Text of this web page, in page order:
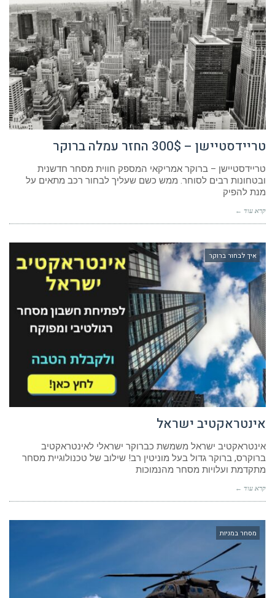
טריידסטיישן – 300$ החזר עמלה ברוקר
טריידסטיישן – ברוקר אמריקאי המספק חווית מסחר חדשנית
ובטחונות רבים לסוחר. ממש כשם שעליך לבחור רכב מתאים על
מנת להפיק
קרא עוד ←
איך לבחור ברוקר
אינטראקטיב ישראל
אינטראקטיב ישראל משמשת כברוקר ישראלי לאינטראקטיב
ברוקרס, ברוקר גדול בעל מוניטין רב! שילוב של טכנולוגיית מסחר
מתקדמת ועלויות מסחר מהנמוכות
קרא עוד ←
מסחר במניות